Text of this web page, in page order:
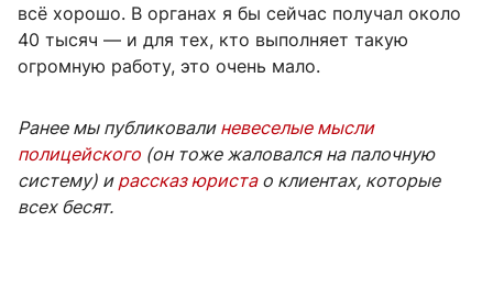
всё хорошо. В органах я бы сейчас получал около
40 тысяч — и для тех, кто выполняет такую
огромную работу, это очень мало.
Ранее мы публиковали невеселые мысли
полицейского (он тоже жаловался на палочную
систему) и рассказ юристао клиентах, которые
всех бесят.